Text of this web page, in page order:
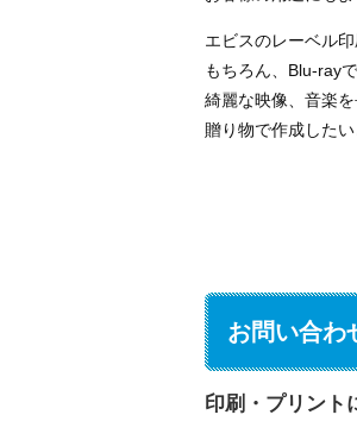
エビスのレーベル
もちろん、Blu-ray
綺麗な映像、音楽
贈り物で作成した
お問い合わ
印刷・プリント